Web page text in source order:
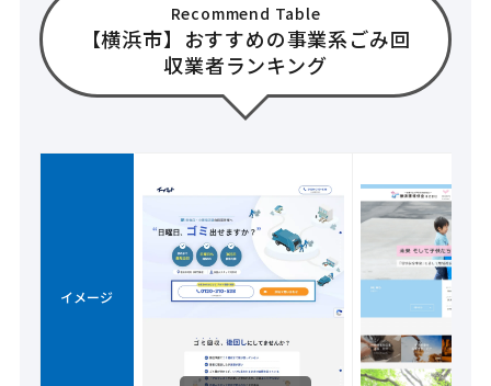
Recommend Table
【横浜市】おすすめの事業系ごみ回
収業者ランキング
イメージ